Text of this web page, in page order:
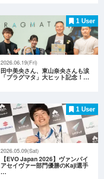
1 User
2026.06.19(Fri)
田中美央さん、東山奈央さんも涙
「プラグマタ」大ヒット記念！…
1 User
2026.05.09(Sat)
【EVO Japan 2026】ヴァンパイ
アセイヴァー部門優勝のKaji選手
…